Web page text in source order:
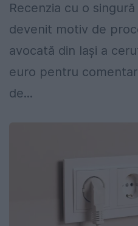
Recenzia cu o
devenit motiv de
avocată din Iași a
euro pentru
de...